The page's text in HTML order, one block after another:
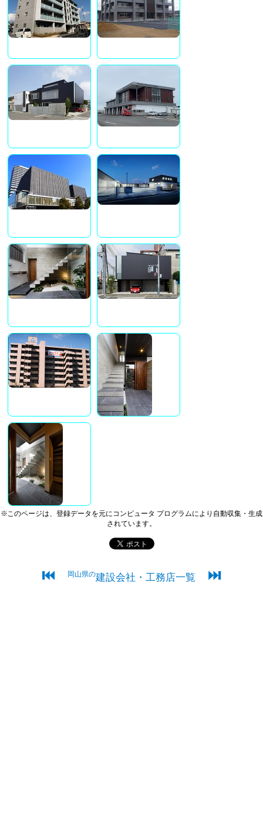
※このページは、登録データを元にコンピュータ プログラムにより自動収集・生成
されています。
⏮ 岡山県の建設会社・工務店一覧 ⏭